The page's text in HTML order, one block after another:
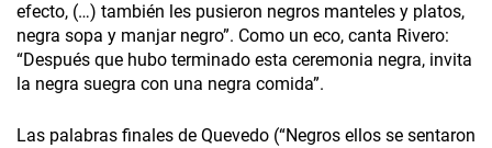
efecto, (…) también les pusieron negros manteles y platos,
negra sopa y manjar negro”. Como un eco, canta Rivero:
“Después que hubo terminado esta ceremonia negra, invita
la negra suegra con una negra comida”.
Las palabras finales de Quevedo (“Negros ellos se sentaron